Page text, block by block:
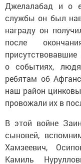
Джелалабад и о
службы он был
награду он
после
о событиях,
ребятам об
наш район
провожали их в
В этой войне
сыновей,
Хамзеевич,
Камиль